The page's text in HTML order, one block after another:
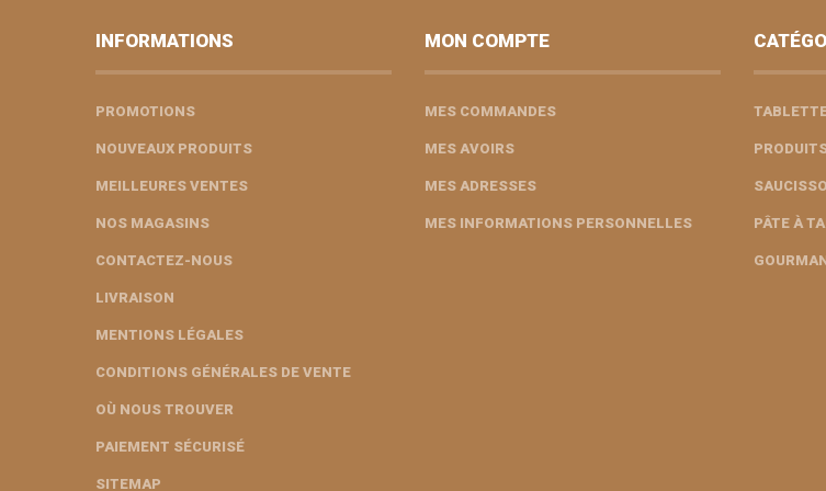
INFORMATIONS
PROMOTIONS
NOUVEAUX PRODUITS
MEILLEURES VENTES
NOS MAGASINS
CONTACTEZ-NOUS
LIVRAISON
MENTIONS LÉGALES
CONDITIONS GÉNÉRALES DE VENTE
OÙ NOUS TROUVER
PAIEMENT SÉCURISÉ
SITEMAP
MON COMPTE
MES COMMANDES
MES AVOIRS
MES ADRESSES
MES INFORMATIONS PERSONNELLES PÂTE À